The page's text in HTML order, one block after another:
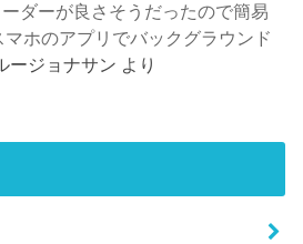
ダーが良さそうだったので簡易
ホのアプリでバックグラウンド
ージョナサン より